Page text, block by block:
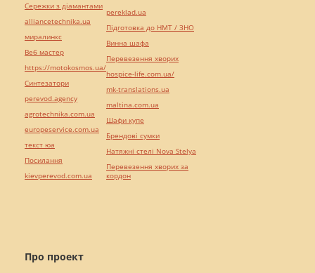
Про проект
Сережки з діамантами
alliancetechnika.ua
миралинкс
Веб мастер
https://motokosmos.ua/
Синтезатори
perevod.agency
agrotechnika.com.ua
europeservice.com.ua
текст юа
Посилання
kievperevod.com.ua
pereklad.ua
Підготовка до НМТ / ЗНО
Винна шафа
Перевезення хворих
hospice-life.com.ua/
mk-translations.ua
maltina.com.ua
Шафи купе
Брендові сумки
Натяжні стелі Nova Stelya
Перевезення хворих за
кордон